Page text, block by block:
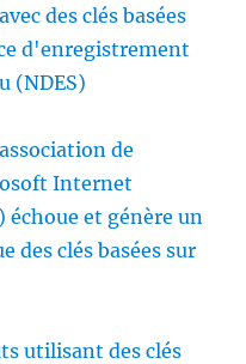
des clés basées
d'enregistrement
(NDES)
de
Internet
et génère un
des clés basées sur
utilisant des clés